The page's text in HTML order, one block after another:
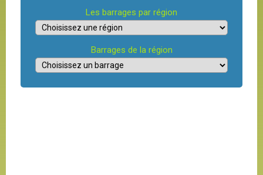
Les barrages par région
Barrages de la région